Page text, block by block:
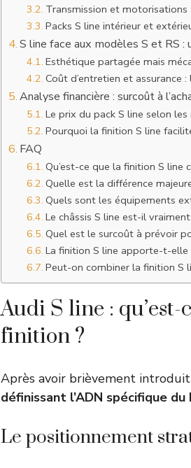
Transmission et
Packs S line intérieur et
S line face aux modèles S et RS
Esthétique partagée mais
Coût d’entretien et assurance
Analyse financière : surcoût à
Le prix du pack S line selon
Pourquoi la finition S line
FAQ
Qu’est-ce que la finition S line
Quelle est la différence
Quels sont les équipements
Le châssis S line est-il
Quel est le surcoût à prévoir
La finition S line apporte-t-
Peut-on combiner la finition S
Audi S line :
finition ?
Après avoir brièvement
définissant l’ADN spécifique
Le positionnement